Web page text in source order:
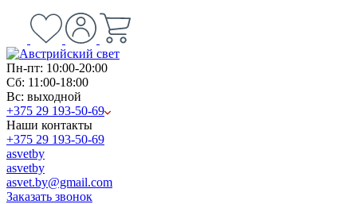
Пн-пт: 10:00-20:00
Сб: 11:00-18:00
Вс: выходной
+375 29 193-50-69
Наши контакты
+375 29 193-50-69
asvetby
asvetby
asvet.by@gmail.com
Заказать звонок